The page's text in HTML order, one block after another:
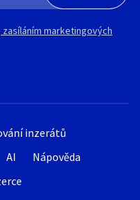
inzerátů
AI
Nápověda
marketingových